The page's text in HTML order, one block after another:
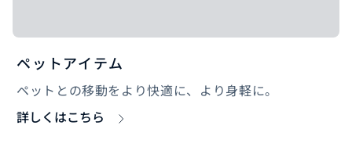
ペットアイテム
ペットとの移動をより快適に、より身軽に。
詳しくはこちら